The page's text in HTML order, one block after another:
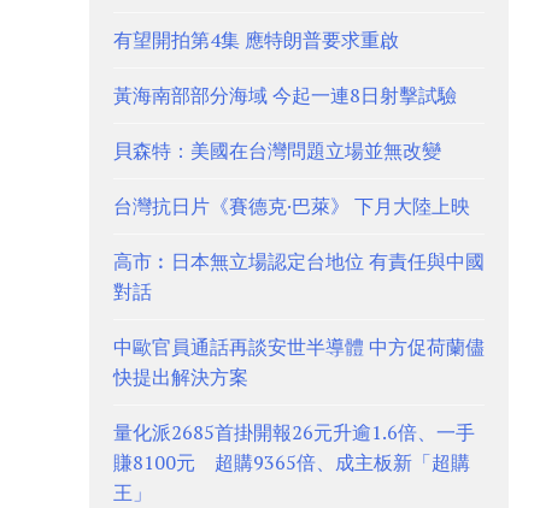
有望開拍第4集 應特朗普要求重啟
黃海南部部分海域 今起一連8日射擊試驗
貝森特：美國在台灣問題立場並無改變
台灣抗日片《賽德克·巴萊》 下月大陸上映
高市︰日本無立場認定台地位 有責任與中國
對話
中歐官員通話再談安世半導體 中方促荷蘭儘
快提出解決方案
量化派2685首掛開報26元升逾1.6倍、一手
賺8100元 超購9365倍、成主板新「超購
王」